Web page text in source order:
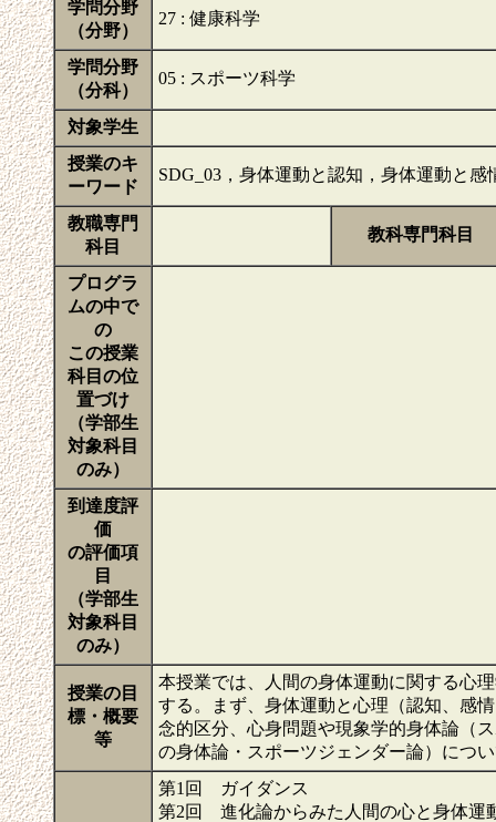
学問分野
（分野）
27 : 健康科学
学問分野
（分科）
05 : スポーツ科学
対象学生
授業のキ
ーワード
SDG_03，身体運動と認知，身体運動と
教職専門
科目
教科専門科目
プログラ
ムの中で
の
この授業
科目の位
置づけ
（学部生
対象科目
のみ）
到達度評
価
の評価項
目
（学部生
対象科目
のみ）
授業の目
標・概要
等
本授業では、人間の身体運動に関する心
する。まず、身体運動と心理（認知、感
念的区分、心身問題や現象学的身体論（
の身体論・スポーツジェンダー論）につ
第1回 ガイダンス
第2回 進化論からみた人間の心と身体運